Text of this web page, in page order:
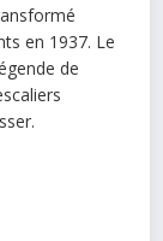
en 1937. Le
de